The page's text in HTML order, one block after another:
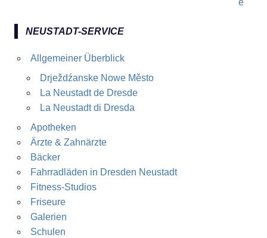
NEUSTADT-SERVICE
Allgemeiner Überblick
Drježdźanske Nowe Město
La Neustadt de Dresde
La Neustadt di Dresda
Apotheken
Ärzte & Zahnärzte
Bäcker
Fahrradläden in Dresden Neustadt
Fitness-Studios
Friseure
Galerien
Schulen